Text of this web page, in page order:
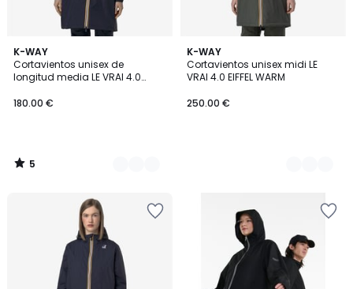
K-WAY
Cortavientos unisex de
longitud media LE VRAI 4.0
180.00 €
5
/
5
4
Colores
5
/
K-WAY
Cortavientos unisex midi LE
VRAI 4.0 EIFFEL WARM
250.00 €
4
Colores